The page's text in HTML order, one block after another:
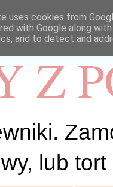
Z
lub tort
uses cookies from
with Google along
and to detect and